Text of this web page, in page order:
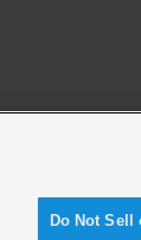
ー ア
せ
Do Not